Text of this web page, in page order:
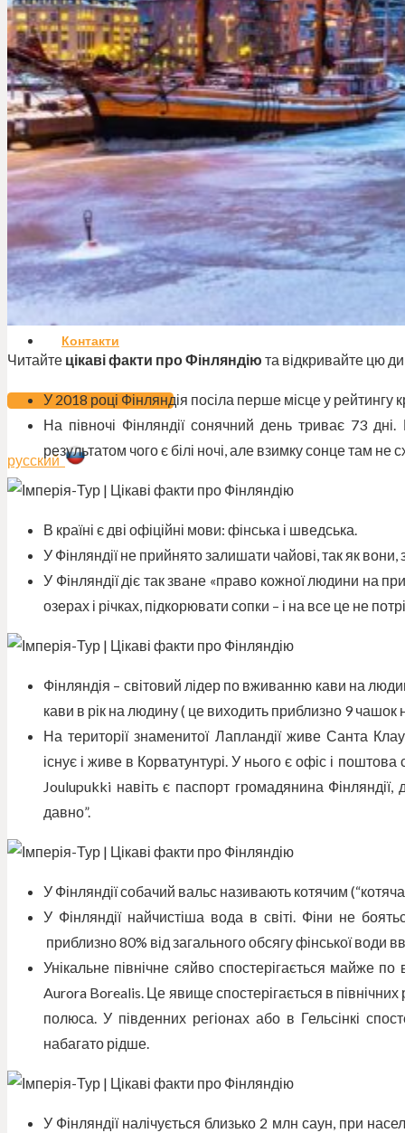
Круїзи
Гірськолижні тури
Країни
Блог
Новини
Акції
Про нас
Контакти
ЗАМОВИТИ ТУР
русский
Читайте цікаві факти про Фінляндію та відкривайте цю
У 2018 році Фінляндія посіла перше місце у рейтингу
На півночі Фінляндії сонячний день триває 73
результатом чого є білі ночі, але взимку сонце там не
В країні є дві офіційні мови: фінська і шведська.
У Фінляндії не прийнято залишати чайові, так як вони,
У Фінляндії діє так зване «право кожної людини на
озерах і річках, підкорювати сопки – і на все це не
Фінляндія – світовий лідер по вживанню кави на
кави в рік на людину ( це виходить приблизно 9 чашок
На території знаменитої Лапландії живе Санта
існує і живе в Корватунтурі. У нього є офіс і
Joulupukki навіть є паспорт громадянина
давно”.
У Фінляндії собачий вальс називають котячим
У Фінляндії найчистіша вода в світі. Фіни не
приблизно 80% від загального обсягу фінської
Унікальне північне сяйво спостерігається майже по
Aurora Borealis. Це явище спостерігається в
полюса. У південних регіонах або в Гельсінкі
набагато рідше.
У Фінляндії налічується близько 2 млн саун, при